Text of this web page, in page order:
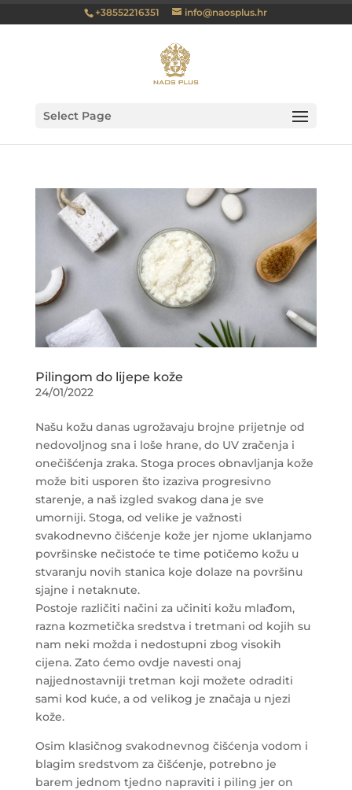
+38552216351 info@naosplus.hr
Select Page
Pilingom do lijepe kože
24/01/2022
Našu kožu danas ugrožavaju brojne prijetnje od
nedovoljnog sna i loše hrane, do UV zračenja i
onečišćenja zraka. Stoga proces obnavljanja kože
može biti usporen što izaziva progresivno
starenje, a naš izgled svakog dana je sve
umorniji. Stoga, od velike je važnosti
svakodnevno čišćenje kože jer njome uklanjamo
površinske nečistoće te time potičemo kožu u
stvaranju novih stanica koje dolaze na površinu
sjajne i netaknute.
Postoje različiti načini za učiniti kožu mlađom,
razna kozmetička sredstva i tretmani od kojih su
nam neki možda i nedostupni zbog visokih
cijena. Zato ćemo ovdje navesti onaj
najjednostavniji tretman koji možete odraditi
sami kod kuće, a od velikog je značaja u njezi
kože.
Osim klasičnog svakodnevnog čišćenja vodom i
blagim sredstvom za čišćenje, potrebno je
barem jednom tjedno napraviti i piling jer on